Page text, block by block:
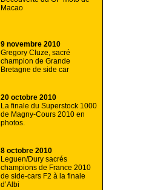
Macao
9 novembre 2010
Gregory Cluze, sacré
champion de Grande
Bretagne de side car
20 octobre 2010
La finale du Superstock 1000
de Magny-Cours 2010 en
photos.
8 octobre 2010
Leguen/Dury sacrés
champions de France 2010
de side-cars F2 à la finale
d’Albi